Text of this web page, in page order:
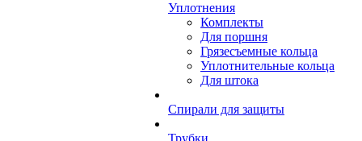
Уплотнения
Комплекты
Для поршня
Грязесъемные кольца
Уплотнительные кольца
Для штока
Спирали для защиты
Трубки